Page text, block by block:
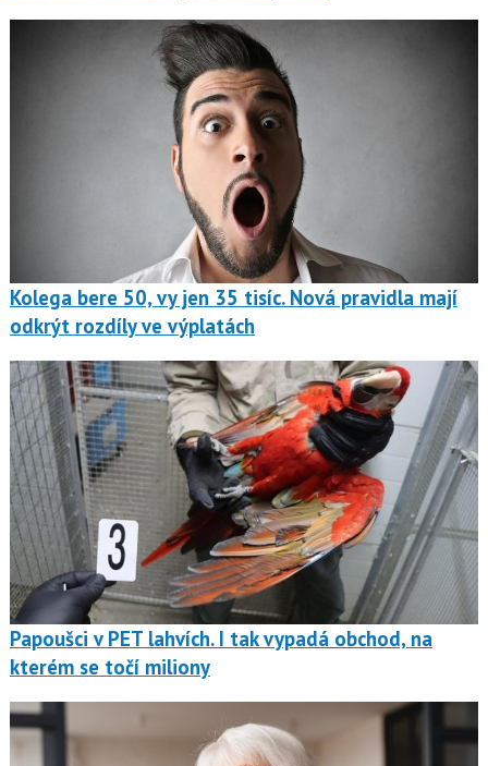
Kolega bere 50, vy jen 35 tisíc. Nová pravidla mají
odkrýt rozdíly ve výplatách
Papoušci v PET lahvích. I tak vypadá obchod, na
kterém se točí miliony